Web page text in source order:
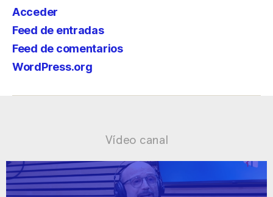
Acceder
Feed de entradas
Feed de comentarios
WordPress.org
Vídeo canal